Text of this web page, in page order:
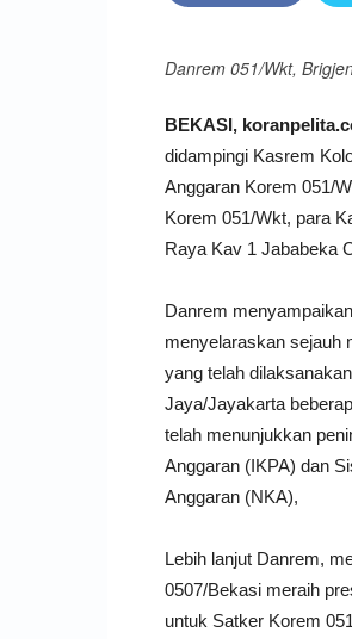
Danrem 051/Wkt,
BEKASI,
didampingi Kasrem
Anggaran Korem 051/
Korem 051/Wkt, para
Raya Kav 1 Jababeka
Danrem
menyelaraskan sejauh
yang telah
Jaya/Jayakarta
telah menunjukkan
Anggaran (IKPA) dan
Anggaran (NKA),
Lebih lanjut Danrem,
0507/Bekasi meraih
untuk Satker Korem